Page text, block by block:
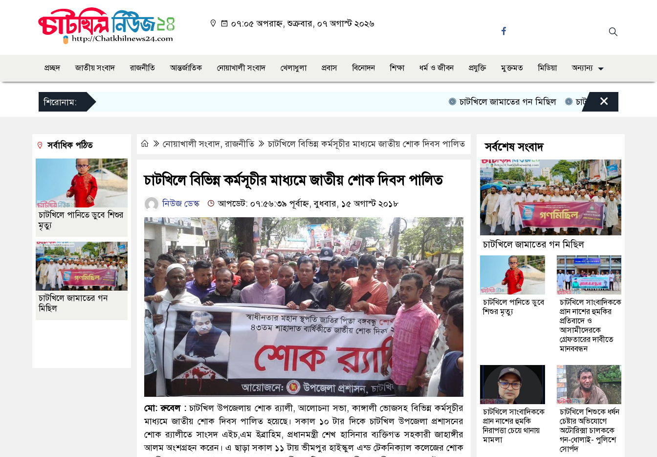
০৭:০৫ অপরাহ্ন, শুক্রবার, ০৭ অগাস্ট ২০২৬
প্রচ্ছদ জাতীয় সংবাদ রাজনীতি আন্তর্জাতিক নোয়াখালী সংবাদ খেলাধুলা প্রবাস বিনোদন শিক্ষা ধর্ম ও জীবন প্রযুক্তি মুক্তমত মিডিয়া অন্যান্য
শিরোনাম: চাটখিলে জামাতের গন মিছিল চাটখিলে পানিতে ডুবে শিশুর
×
নোয়াখালী সংবাদ,রাজনীতি চাটখিলে বিভিন্ন কর্মসূচীর মাধ্যমে জাতীয় শোক দিবস পালিত
চাটখিলে বিভিন্ন কর্মসূচীর মাধ্যমে জাতীয় শোক দিবস পালিত
নিউজ ডেস্ক আপডেট: ০৭:৫৬:৩৯ পূর্বাহ্ন, বুধবার, ১৫ অগাস্ট ২০১৮
মো: রুবেল :চাটখিল উপজেলায় শোক র‌্যালী, আলোচনা সভা, কাঙ্গালী ভোজসহ বিভিন্ন কর্মসূচীর
মাধ্যমে জাতীয় শোক দিবস পালিত হয়েছে। সকাল ১০ টার দিকে চাটখিল উপজেলা প্রশাসনের
শোক র‌্যালীতে সাংসদ এইচ,এম ইব্রাহিম, প্রধানমন্ত্রী শেখ হাসিনার ব্যক্তিগত সহকারী জাহাঙ্গীর
আলম অংশগ্রহন করেন। এ ছাড়া সকাল ১১ টায় ভীমপুর হাইস্কুল এন্ড টেকনিক্যাল কলেজের শোক
সর্বাধিক পঠিত
চাটখিলে পানিতে ডুবে শিশুর
মৃত্যু
চাটখিলে জামাতের গন
মিছিল
সর্বশেষ সংবাদ
চাটখিলে জামাতের গন মিছিল
চাটখিলে পানিতে ডুবে
শিশুর মৃত্যু
চাটখিলে সাংবাদিককে
প্রান নাশের হুমকির
প্রতিবাদে ও
আসামীদেরকে
গ্রেফতারের দাবীতে
মানববন্ধন
চাটখিলে সাংবাদিককে
প্রান নাশের হুমকি
নিরাপত্তা চেয়ে থানায়
মামলা
চাটখিলে শিশুকে ধর্ষন
চেষ্টার অভিযোগে
অটোরিক্সা চালককে
গন-ধোলাই- পুলিশে
সোর্পদ